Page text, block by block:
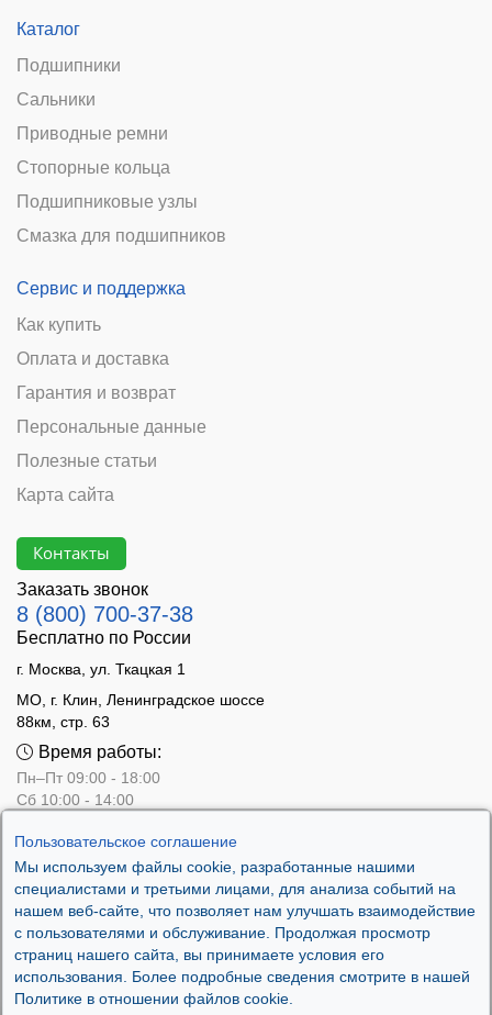
Пользовательское соглашение
Мы используем файлы cookie, разработанные нашими
специалистами и третьими лицами, для анализа событий на
нашем веб-сайте, что позволяет нам улучшать взаимодействие
с пользователями и обслуживание. Продолжая просмотр
страниц нашего сайта, вы принимаете условия его
использования. Более подробные сведения смотрите в нашей
Политике в отношении файлов cookie.
Каталог
Подшипники
Сальники
Приводные ремни
Стопорные кольца
Подшипниковые узлы
Смазка для подшипников
Сервис и поддержка
Как купить
Оплата и доставка
Гарантия и возврат
Персональные данные
Полезные статьи
Карта сайта
Контакты
Заказать звонок
8 (800) 700-37-38
Бесплатно по России
г. Москва, ул. Ткацкая 1
МО, г. Клин, Ленинградское шоссе
88км, стр. 63
Время работы:
Пн–Пт 09:00 - 18:00
Сб 10:00 - 14:00